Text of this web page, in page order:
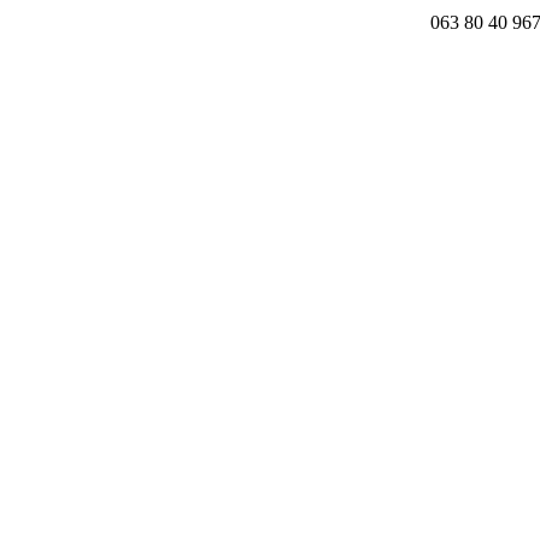
063 80 40 967